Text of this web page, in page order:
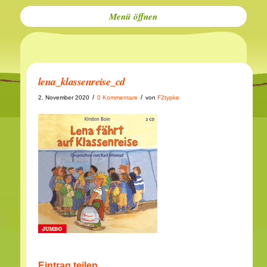
Menü
lena_klassenreise_cd
2. November 2020 / 0 Kommentare / von F2typke